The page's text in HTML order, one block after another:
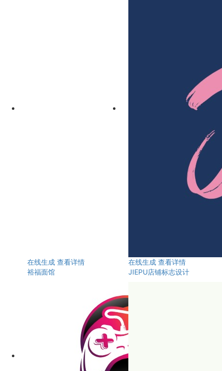
在线生成 查看详情
裕福面馆
在线生成 查看详情
JIEPU店铺标志设计